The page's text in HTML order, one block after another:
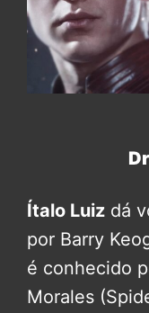
Ítalo Luiz dá
por Barry
é conhecido
Morales